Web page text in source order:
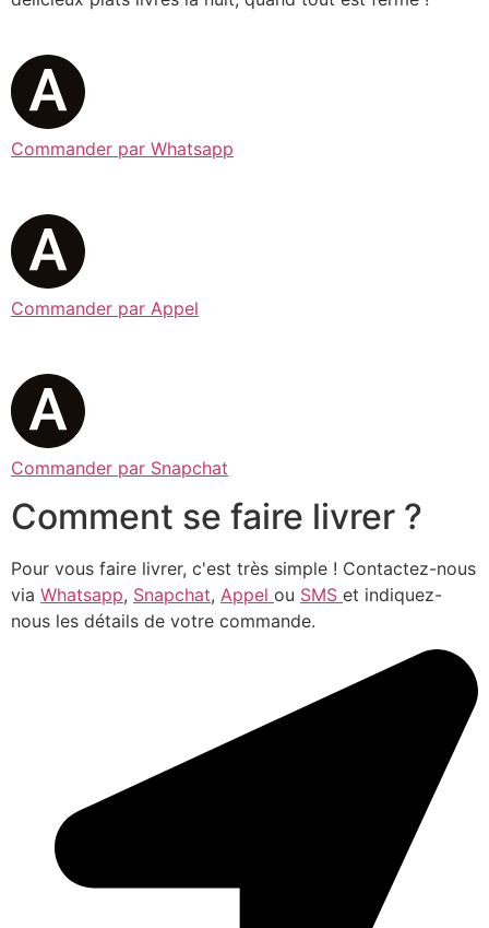
Commander par Whatsapp
Commander par Appel
Commander par Snapchat
Comment se faire livrer ?
Pour vous faire livrer, c'est très simple ! Contactez-nous
via Whatsapp, Snapchat, Appel ou SMS et indiquez-
nous les détails de votre commande.